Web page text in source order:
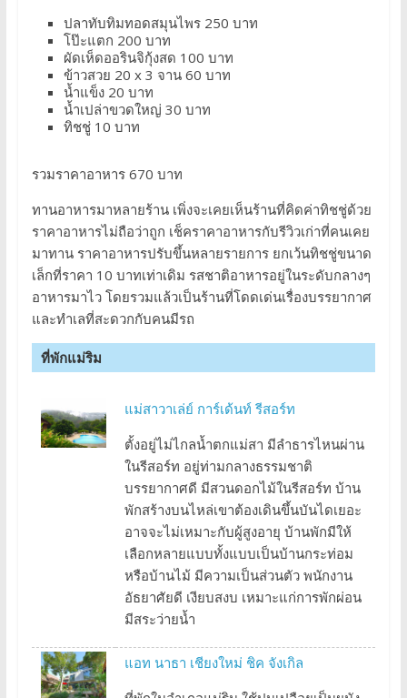
ปลาทับทิมทอดสมุนไพร 250 บาท
โป๊ะแตก 200 บาท
ผัดเห็ดออรินจิกุ้งสด 100 บาท
ข้าวสวย 20 x 3 จาน 60 บาท
น้ำแข็ง 20 บาท
น้ำเปล่าขวดใหญ่ 30 บาท
ทิชชู่ 10 บาท
รวมราคาอาหาร 670 บาท
ทานอาหารมาหลายร้าน เพิ่งจะเคยเห็นร้านที่คิดค่าทิชชู่ด้วย
ราคาอาหารไม่ถือว่าถูก เช็คราคาอาหารกับรีวิวเก่าที่คนเคย
มาทาน ราคาอาหารปรับขึ้นหลายรายการ ยกเว้นทิชชู่ขนาด
เล็กที่ราคา 10 บาทเท่าเดิม รสชาติอาหารอยู่ในระดับกลางๆ
อาหารมาไว โดยรวมแล้วเป็นร้านที่โดดเด่นเรื่องบรรยากาศ
และทำเลที่สะดวกกับคนมีรถ
ที่พักแม่ริม
แม่สาวาเล่ย์ การ์เด้นท์ รีสอร์ท
ตั้งอยู่ไม่ไกลน้ำตกแม่สา มีลำธารไหนผ่าน
ในรีสอร์ท อยู่ท่ามกลางธรรมชาติ
บรรยากาศดี มีสวนดอกไม้ในรีสอร์ท บ้าน
พักสร้างบนไหล่เขาต้องเดินขึ้นบันไดเยอะ
อาจจะไม่เหมาะกับผู้สูงอายุ บ้านพักมีให้
เลือกหลายแบบทั้งแบบเป็นบ้านกระท่อม
หรือบ้านไม้ มีความเป็นส่วนตัว พนักงาน
อัธยาศัยดี เงียบสงบ เหมาะแก่การพักผ่อน
มีสระว่ายน้ำ
แอท นาธา เชียงใหม่ ชิค จังเกิล